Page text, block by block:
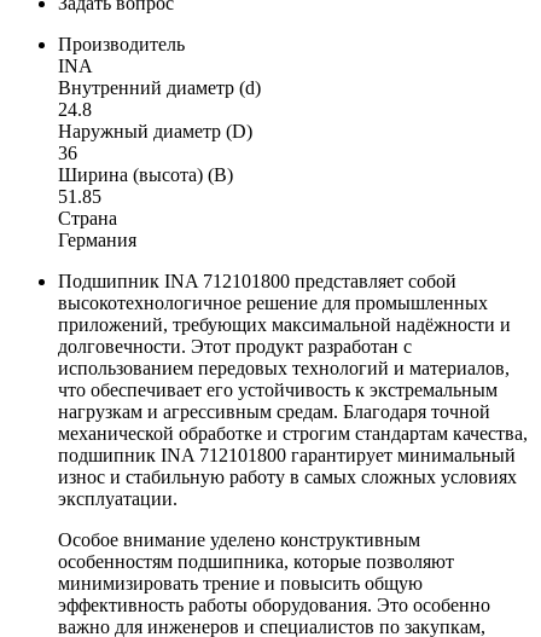
Производитель
INA
Внутренний диаметр (d)
24.8
Наружный диаметр (D)
36
Ширина (высота) (B)
51.85
Страна
Германия
Подшипник INA 712101800 представляет собой
высокотехнологичное решение для промышленных
приложений, требующих максимальной надёжности и
долговечности. Этот продукт разработан с
использованием передовых технологий и материалов,
что обеспечивает его устойчивость к экстремальным
нагрузкам и агрессивным средам. Благодаря точной
механической обработке и строгим стандартам качества,
подшипник INA 712101800 гарантирует минимальный
износ и стабильную работу в самых сложных условиях
эксплуатации.
Особое внимание уделено конструктивным
особенностям подшипника, которые позволяют
минимизировать трение и повысить общую
эффективность работы оборудования. Это особенно
важно для инженеров и специалистов по закупкам,